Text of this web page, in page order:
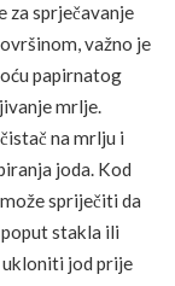
za sprječavanje
važno je
papirnatog
mrlje.
na mrlju i
joda. Kod
spriječiti da
stakla ili
ukloniti jod prije